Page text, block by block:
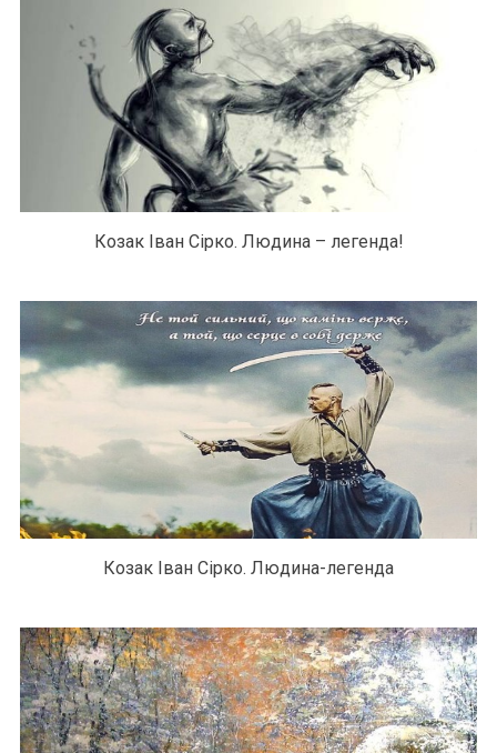
Козак Іван Сірко. Людина – легенда!
Козак Іван Сірко. Людина-легенда